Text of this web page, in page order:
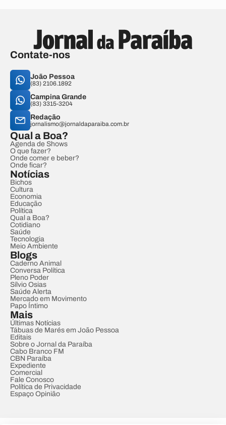
Contate-nos
João Pessoa
(83) 2106.1892
Campina Grande
(83) 3315-3204
Redação
jornalismo@jornaldaparaiba.com.br
Qual a Boa?
Agenda de Shows
O que fazer?
Onde comer e beber?
Onde ficar?
Notícias
Bichos
Cultura
Economia
Educação
Política
Qual a Boa?
Cotidiano
Saúde
Tecnologia
Meio Ambiente
Blogs
Caderno Animal
Conversa Política
Pleno Poder
Sílvio Osias
Saúde Alerta
Mercado em Movimento
Papo Íntimo
Mais
Últimas Notícias
Tábuas de Marés em João Pessoa
Editais
Sobre o Jornal da Paraíba
Cabo Branco FM
CBN Paraíba
Expediente
Comercial
Fale Conosco
Política de Privacidade
Espaço Opinião